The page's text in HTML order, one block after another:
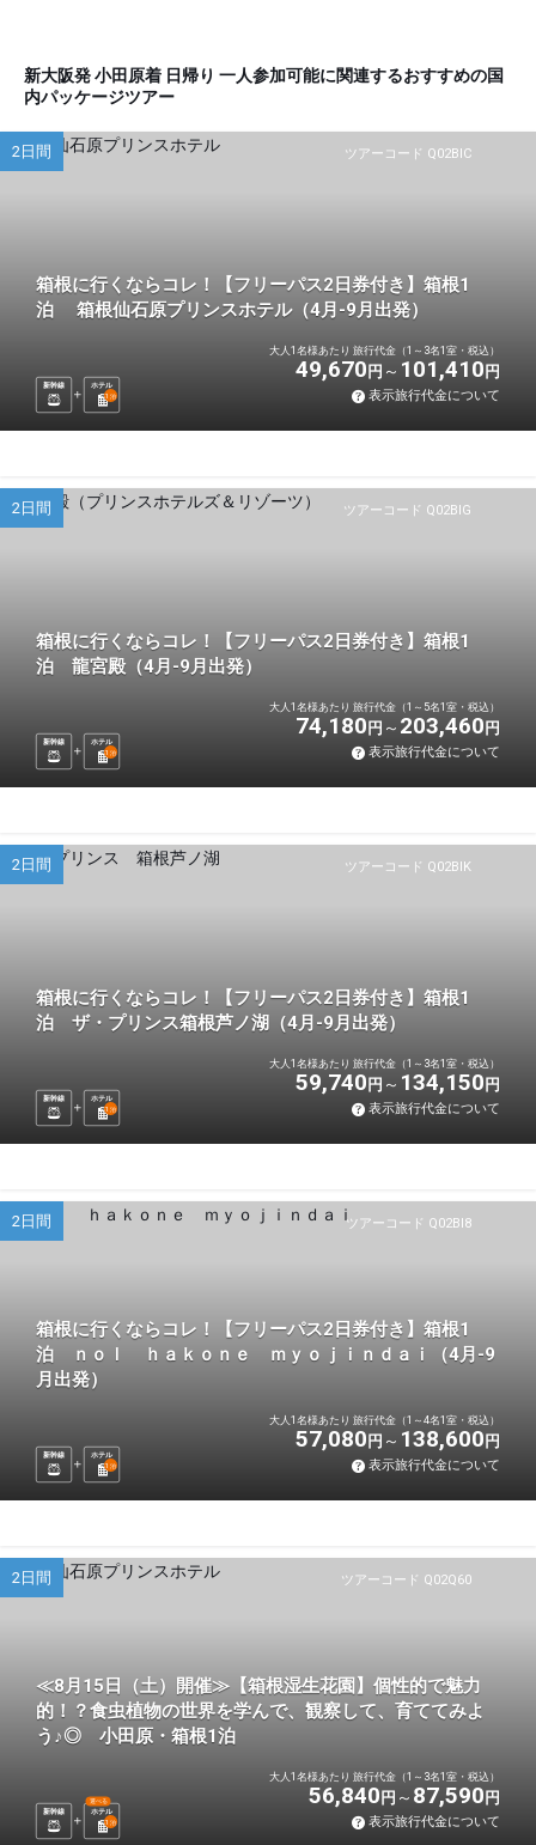
新大阪発 小田原着 日帰り 一人参加可能に関連するおすすめの国
内パッケージツアー
ツアーコード Q02BIC
2日間
箱根に行くならコレ！【フリーパス2日券付き】箱根1
泊 箱根仙石原プリンスホテル（4月-9月出発）
新幹線
ホテル
1 泊
大人1名様あたり 旅行代金（1～3名1室・税込）
49,670 円 101,410 円
表示旅行代金について
ツアーコード Q02BIG
2日間
箱根に行くならコレ！【フリーパス2日券付き】箱根1
泊 龍宮殿（4月-9月出発）
新幹線
ホテル
1 泊
大人1名様あたり 旅行代金（1～5名1室・税込）
74,180 円 203,460 円
表示旅行代金について
ツアーコード Q02BIK
2日間
箱根に行くならコレ！【フリーパス2日券付き】箱根1
泊 ザ・プリンス箱根芦ノ湖（4月-9月出発）
新幹線
ホテル
1 泊
大人1名様あたり 旅行代金（1～3名1室・税込）
59,740 円 134,150 円
表示旅行代金について
ツアーコード Q02BI8
2日間
箱根に行くならコレ！【フリーパス2日券付き】箱根1
泊 ｎｏｌ ｈａｋｏｎｅ ｍｙｏｊｉｎｄａｉ（4月-9
月出発）
新幹線
ホテル
1 泊
大人1名様あたり 旅行代金（1～4名1室・税込）
57,080 円 138,600 円
表示旅行代金について
ツアーコード Q02Q60
2日間
≪8月15日（土）開催≫【箱根湿生花園】個性的で魅力
的！？食虫植物の世界を学んで、観察して、育ててみよ
う♪◎ 小田原・箱根1泊
新幹線 ホテル
選べる
1 泊
大人1名様あたり 旅行代金（1～3名1室・税込）
56,840 円 87,590 円
表示旅行代金について